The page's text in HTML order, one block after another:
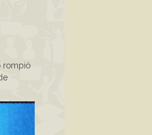
rompió